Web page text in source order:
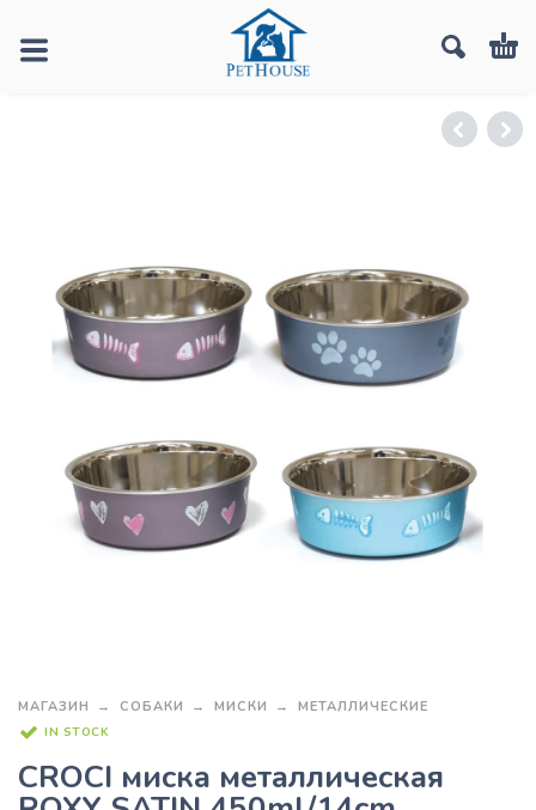
МАГАЗИН СОБАКИ МИСКИ МЕТАЛЛИЧЕСКИЕ
IN STOCK
CROCI миска металлическая